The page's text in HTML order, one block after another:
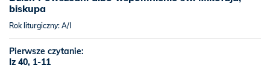
biskupa
Rok liturgiczny: A/I
Pierwsze czytanie:
Iz 40, 1-11